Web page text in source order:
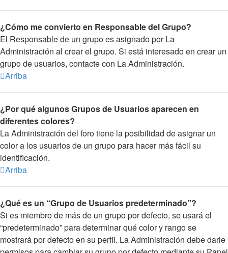
¿Cómo me convierto en Responsable del Grupo?
El Responsable de un grupo es asignado por La
Administración al crear el grupo. Si está interesado en crear un
grupo de usuarios, contacte con La Administración.
Arriba
¿Por qué algunos Grupos de Usuarios aparecen en
diferentes colores?
La Administración del foro tiene la posibilidad de asignar un
color a los usuarios de un grupo para hacer más fácil su
identificación.
Arriba
¿Qué es un “Grupo de Usuarios predeterminado”?
Si es miembro de más de un grupo por defecto, se usará el
“predeterminado” para determinar qué color y rango se
mostrará por defecto en su perfil. La Administración debe darle